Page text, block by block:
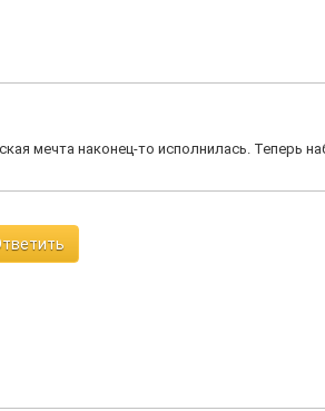
мечта наконец-то исполнилась. Теперь